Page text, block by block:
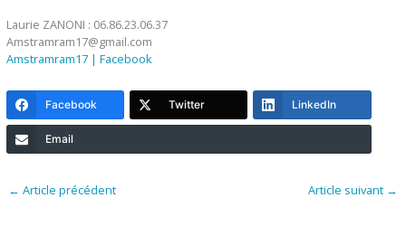
Laurie ZANONI : 06.86.23.06.37
Amstramram17@gmail.com
Amstramram17 | Facebook
Facebook Twitter LinkedIn
Email
← Article précédent Article suivant →